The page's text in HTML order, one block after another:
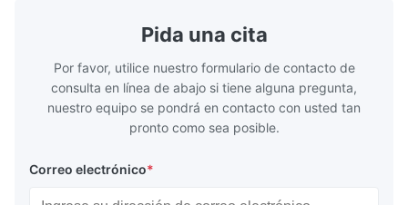
Pida una cita
Por favor, utilice nuestro formulario de contacto de
consulta en línea de abajo si tiene alguna pregunta,
nuestro equipo se pondrá en contacto con usted tan
pronto como sea posible.
Correo electrónico*